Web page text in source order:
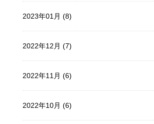
2023年01月 (8)
2022年12月 (7)
2022年11月 (6)
2022年10月 (6)